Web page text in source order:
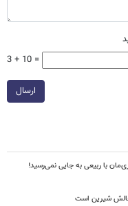
3 + 10 =
ارسال
با ربیعی به جایی نمی‌رسید!
چالش شیرین است